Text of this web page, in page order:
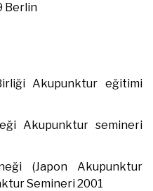
Berlin
Akupunktur eğitimi
Akupunktur semineri
(Japon Akupunktur
Semineri 2001